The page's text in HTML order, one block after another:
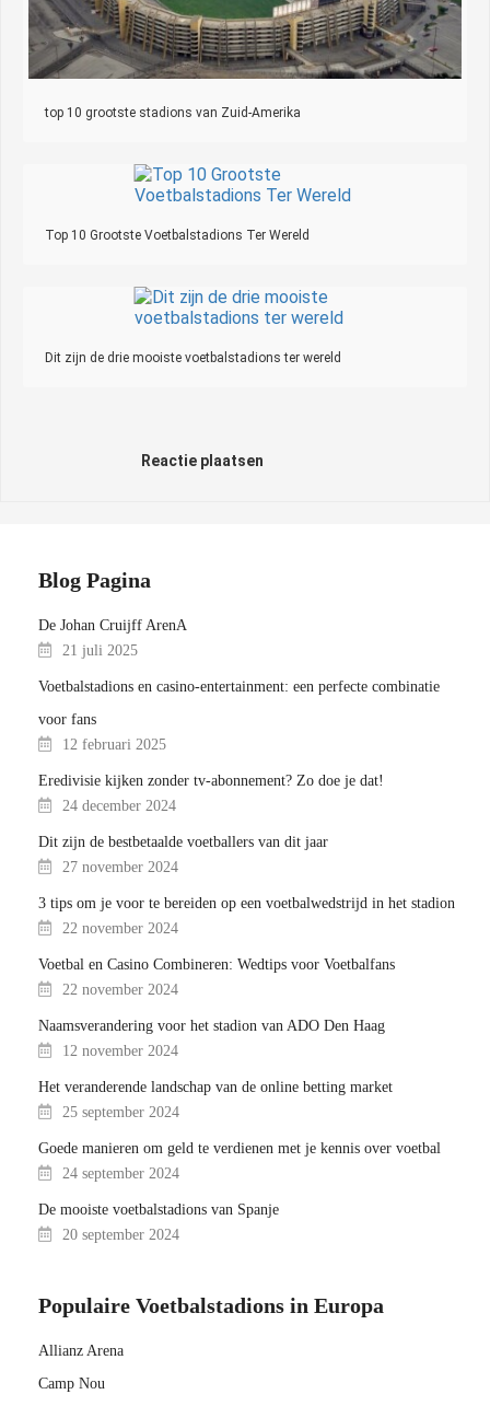
top 10 grootste stadions van Zuid-Amerika
Top 10 Grootste Voetbalstadions Ter Wereld
Dit zijn de drie mooiste voetbalstadions ter wereld
Reactie plaatsen
Blog Pagina
De Johan Cruijff ArenA
21 juli 2025
Voetbalstadions en casino-entertainment: een perfecte combinatie
voor fans
12 februari 2025
Eredivisie kijken zonder tv-abonnement? Zo doe je dat!
24 december 2024
Dit zijn de bestbetaalde voetballers van dit jaar
27 november 2024
3 tips om je voor te bereiden op een voetbalwedstrijd in het stadion
22 november 2024
Voetbal en Casino Combineren: Wedtips voor Voetbalfans
22 november 2024
Naamsverandering voor het stadion van ADO Den Haag
12 november 2024
Het veranderende landschap van de online betting market
25 september 2024
Goede manieren om geld te verdienen met je kennis over voetbal
24 september 2024
De mooiste voetbalstadions van Spanje
20 september 2024
Populaire Voetbalstadions in Europa
Allianz Arena
Camp Nou